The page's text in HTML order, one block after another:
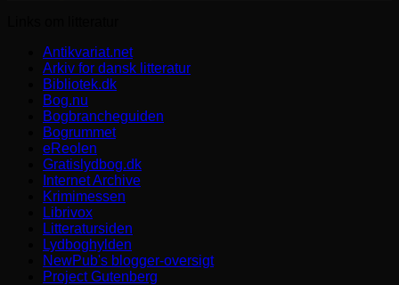
Antikvariat.net
Arkiv for dansk litteratur
Bibliotek.dk
Bog.nu
Bogbrancheguiden
Bogrummet
eReolen
Gratislydbog.dk
Internet Archive
Krimimessen
Librivox
Litteratursiden
Lydboghylden
NewPub's blogger-oversigt
Project Gutenberg